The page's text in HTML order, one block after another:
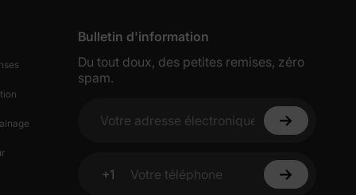
Bulletin d'information
Du tout doux, des petites remises, zéro
spam.
Votre adresse électronique
+1
Votre téléphone
et
sur votre